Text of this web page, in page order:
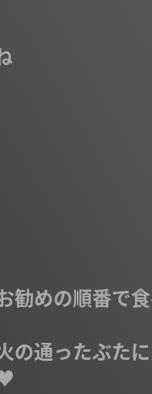
勧めの順番で
の通ったぶた